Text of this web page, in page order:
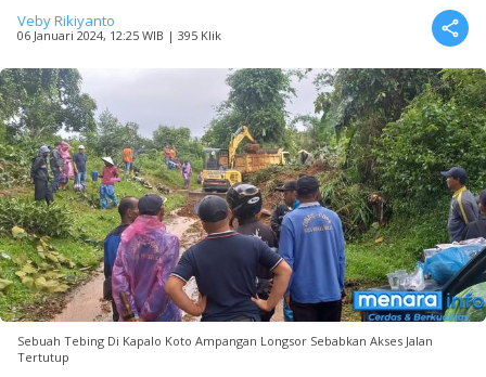
Veby Rikiyanto
06 Januari 2024, 12:25 WIB | 395 Klik
Sebuah Tebing Di Kapalo Koto Ampangan Longsor Sebabkan Akses Jalan
Tertutup